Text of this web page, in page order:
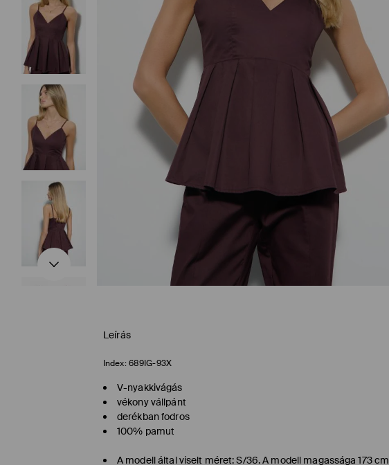
Leírás
Index: 689IG-93X
V-nyakkivágás
vékony vállpánt
derékban fodros
100% pamut
A modell által viselt méret: S/36. A modell magassága 173 cm